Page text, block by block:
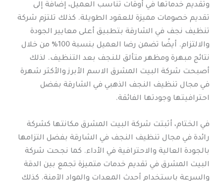
وتقديم خدماتها في أوقات تناسب العميل، إضافة إلى
تقديم خصومات مميزة للعقود الطويلة. كذلك تلتزم شركة
تنظيف نجف في الشارقة بتطبيق أعلى معايير الجودة
والالتزام. أيضًا تضمن رضا العميل بنسبة 100% من خلال
نتائج مبهرة ومظهر متألق للنجف بعد التنظيف. لذلك
أصبحت شركة البيت المشرق الاسم الأبرز والأكثر شهرة
في مجال تنظيف النجف الذهبي في الشارقة بفضل
احترافيتها وجودتها الفائقة.
في الختام، أثبتت شركة البيت المشرق مكانتها كشركة
رائدة في مجال تنظيف النجف في الشارقة بفضل التزامها
بالجودة العالية والاحترافية في الأداء. كما نجحت شركة
البيت المشرق في تقديم خدمات متميزة تجمع بين الدقة
والسرعة باستخدام أحدث المعدات والمواد الآمنة. كذلك